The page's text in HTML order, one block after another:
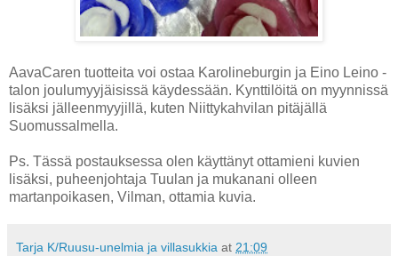
AavaCaren tuotteita voi ostaa Karolineburgin ja Eino Leino -
talon joulumyyjäisissä käydessään. Kynttilöitä on myynnissä
lisäksi jälleenmyyjillä, kuten Niittykahvilan pitäjällä
Suomussalmella.
Ps. Tässä postauksessa olen käyttänyt ottamieni kuvien
lisäksi, puheenjohtaja Tuulan ja mukanani olleen
martanpoikasen, Vilman, ottamia kuvia.
Tarja K/Ruusu-unelmia ja villasukkia at 21:09